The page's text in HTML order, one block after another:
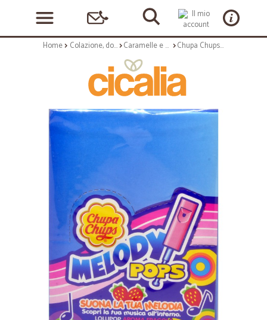
Home Colazione, dolciumi e snack Caramelle e chewing gum Chupa Chups Melody Pops Lollipop Aroma Fragola 48 x 15 g